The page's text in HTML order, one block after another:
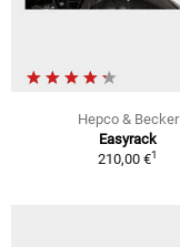
Hepco & Becker
Easyrack
210,00 €1